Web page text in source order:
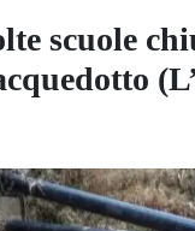
scuole